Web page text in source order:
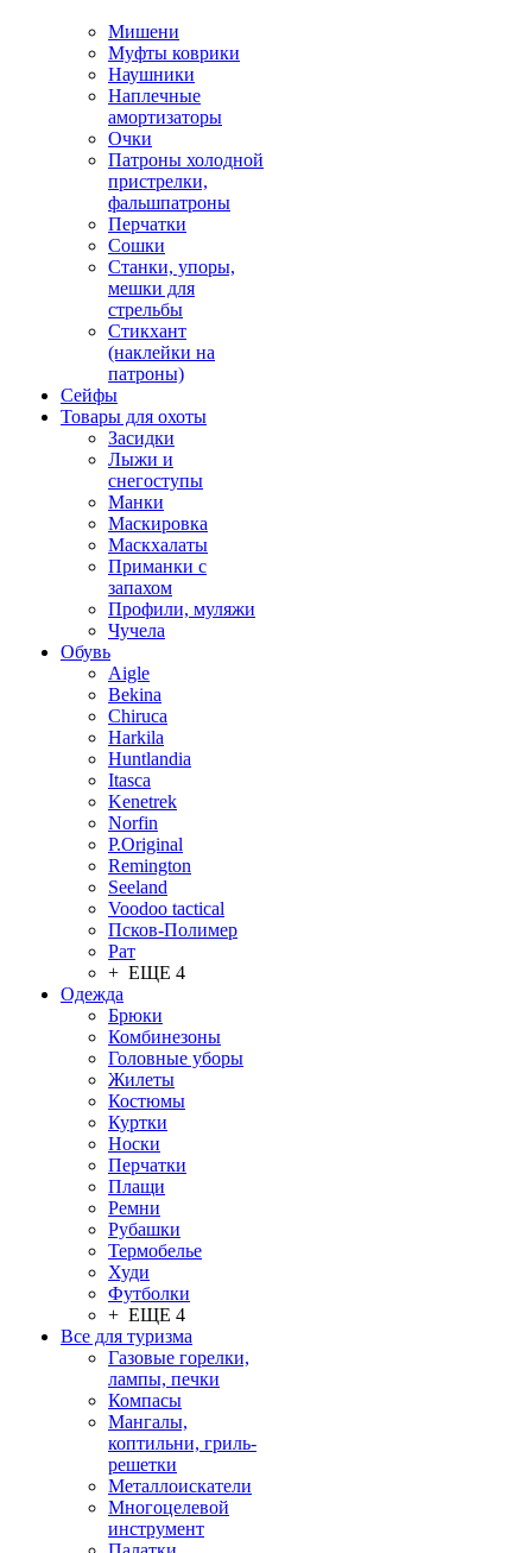
Мишени
Муфты коврики
Наушники
Наплечные
амортизаторы
Очки
Патроны холодной
пристрелки,
фальшпатроны
Перчатки
Сошки
Станки, упоры,
мешки для
стрельбы
Стикхант
(наклейки на
патроны)
Сейфы
Товары для охоты
Засидки
Лыжи и
снегоступы
Манки
Маскировка
Маскхалаты
Приманки с
запахом
Профили, муляжи
Чучела
Обувь
Aigle
Bekina
Chiruсa
Harkila
Huntlandia
Itasca
Kenetrek
Norfin
P.Original
Remington
Seeland
Voodoo tactical
Псков-Полимер
Рат
+ ЕЩЕ 4
Одежда
Брюки
Комбинезоны
Головные уборы
Жилеты
Костюмы
Куртки
Носки
Перчатки
Плащи
Ремни
Рубашки
Термобелье
Худи
Футболки
+ ЕЩЕ 4
Все для туризма
Газовые горелки,
лампы, печки
Компасы
Мангалы,
коптильни, гриль-
решетки
Металлоискатели
Многоцелевой
инструмент